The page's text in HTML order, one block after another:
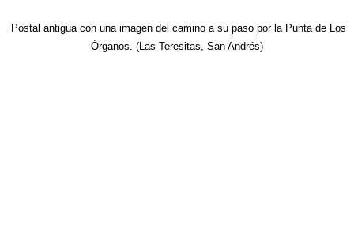
Postal antigua con una imagen del camino a su paso por la Punta de Los
Órganos. (Las Teresitas, San Andrés)